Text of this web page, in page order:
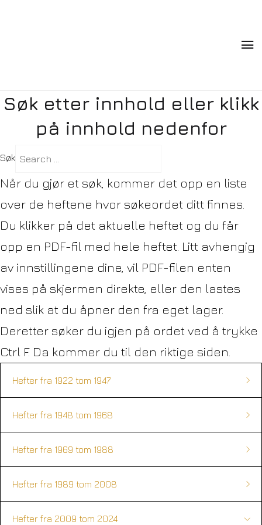
Søk etter innhold eller klikk
på innhold nedenfor
Søk
Når du gjør et søk, kommer det opp en liste
over de heftene hvor søkeordet ditt finnes.
Du klikker på det aktuelle heftet og du får
opp en PDF-fil med hele heftet. Litt avhengig
av innstillingene dine, vil PDF-filen enten
vises på skjermen direkte, eller den lastes
ned slik at du åpner den fra eget lager.
Deretter søker du igjen på ordet ved å trykke
Ctrl F. Da kommer du til den riktige siden.
Hefter fra 1922 tom 1947
Hefter fra 1948 tom 1968
Hefter fra 1969 tom 1988
Hefter fra 1989 tom 2008
Hefter fra 2009 tom 2024